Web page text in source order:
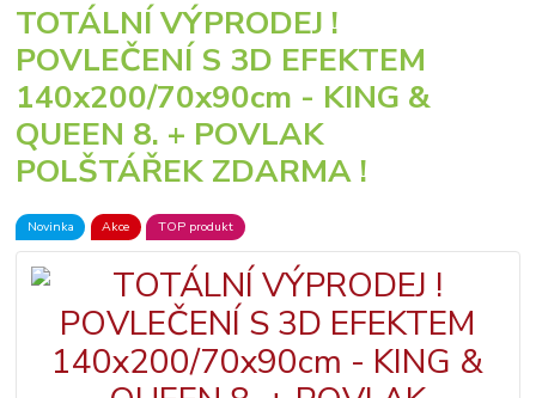
TOTÁLNÍ VÝPRODEJ !
POVLEČENÍ S 3D EFEKTEM
140x200/70x90cm - KING &
QUEEN 8. + POVLAK
POLŠTÁŘEK ZDARMA !
Novinka Akce TOP produkt